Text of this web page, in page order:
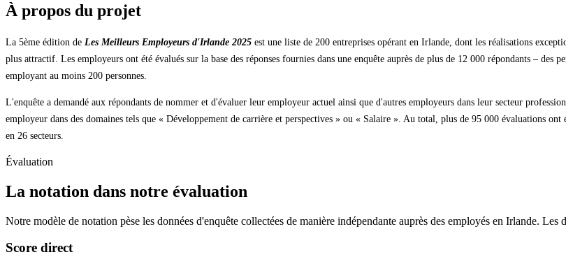
À propos du projet
La 5ème édition de Les Meilleurs Employeurs d'Irlande 2025 est une liste de 200 entreprises opérant en Irlande, dont les réalisations
plus attractif. Les employeurs ont été évalués sur la base des réponses fournies dans une enquête auprès de plus de 12 000 répondants – des
employant au moins 200 personnes.
L'enquête a demandé aux répondants de nommer et d'évaluer leur employeur actuel ainsi que d'autres employeurs dans leur secteur
employeur dans des domaines tels que « Développement de carrière et perspectives » ou « Salaire ». Au total, plus de 95 000 évaluations
en 26 secteurs.
Évaluation
La notation dans notre évaluation
Notre modèle de notation pèse les données d'enquête collectées de manière indépendante auprès des employés en Irlande.
Score direct